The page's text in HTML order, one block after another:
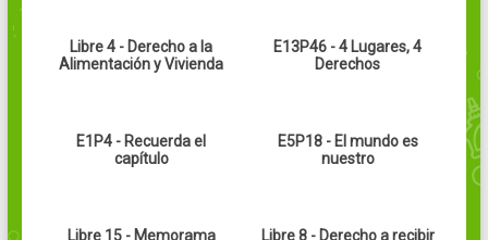
Libre 4 - Derecho a la
Alimentación y Vivienda
E13P46 - 4 Lugares, 4
Derechos
E1P4 - Recuerda el
capítulo
E5P18 - El mundo es
nuestro
Libre 15 - Memorama
Libre 8 - Derecho a recibir